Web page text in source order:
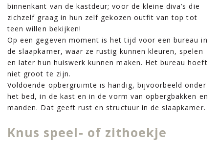
binnenkant van de kastdeur; voor de kleine diva’s die
zichzelf graag in hun zelf gekozen outfit van top tot
teen willen bekijken!
Op een gegeven moment is het tijd voor een bureau in
de slaapkamer, waar ze rustig kunnen kleuren, spelen
en later hun huiswerk kunnen maken. Het bureau hoeft
niet groot te zijn.
Voldoende opbergruimte is handig, bijvoorbeeld onder
het bed, in de kast en in de vorm van opbergbakken en
manden. Dat geeft rust en structuur in de slaapkamer.
Knus speel- of zithoekje